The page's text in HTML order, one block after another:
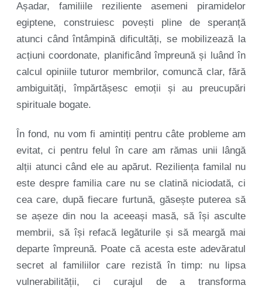
Așadar, familiile reziliente asemeni piramidelor
egiptene, construiesc povești pline de speranță
atunci când întâmpină dificultăți, se mobilizează la
acțiuni coordonate, planificând împreună și luând în
calcul opiniile tuturor membrilor, comuncă clar, fără
ambiguități, împărtășesc emoții și au preucupări
spirituale bogate.
În fond, nu vom fi amintiți pentru câte probleme am
evitat, ci pentru felul în care am rămas unii lângă
alții atunci când ele au apărut. Reziliența familal nu
este despre familia care nu se clatină niciodată, ci
cea care, după fiecare furtună, găsește puterea să
se așeze din nou la aceeași masă, să își asculte
membrii, să își refacă legăturile și să meargă mai
departe împreună. Poate că acesta este adevăratul
secret al familiilor care rezistă în timp: nu lipsa
vulnerabilității, ci curajul de a transforma